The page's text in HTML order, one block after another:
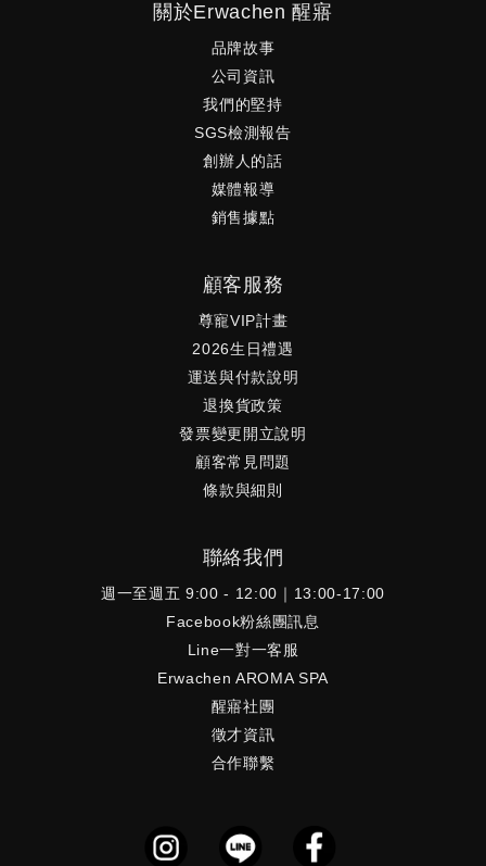
關於Erwachen 醒寤
品牌故事
公司資訊
我們的堅持
SGS檢測報告
創辦人的話
媒體報導
銷售據點
顧客服務
尊寵VIP計畫
2026生日禮遇
運送與付款說明
退換貨政策
發票變更開立說明
顧客常見問題
條款與細則
聯絡我們
週一至週五 9:00 - 12:00｜13:00-17:00
Facebook粉絲團訊息
Line一對一客服
Erwachen AROMA SPA
醒寤社團
徵才資訊
合作聯繫